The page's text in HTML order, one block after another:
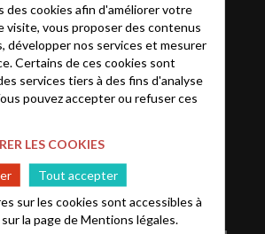
de
Annuaire EPUdF
Synodes et décisions
Déclarer sa foi
Partenaires
Outils de communication
L’Eglise est
labellisée
des cookies afin d'améliorer votre
visite, vous proposer des contenus
développer nos services et mesurer
Certains de ces cookies sont
services tiers à des fins d'analyse
pouvez accepter ou refuser ces
LES COOKIES
Tout accepter
sur les cookies sont accessibles à
la page deMentions légales.